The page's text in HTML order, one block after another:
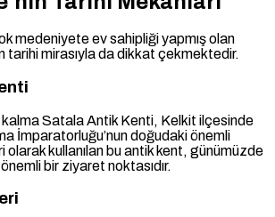
medeniyete ev sahipliği yapmış olan
tarihi mirasıyla da dikkat çekmektedir.
Satala Antik Kenti, Kelkit ilçesinde
İmparatorluğu’nun doğudaki önemli
olarak kullanılan bu antik kent, günümüzde
bir ziyaret noktasıdır.